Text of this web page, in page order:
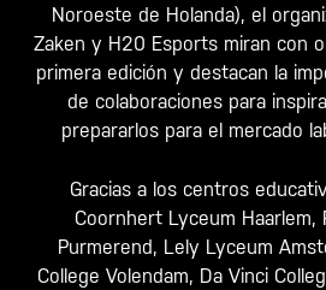
Noroeste de Holanda), el
Zaken y H20 Esports miran con
primera edición y destacan la
de colaboraciones para
prepararlos para el mercado
Gracias a los centros
Coornhert Lyceum Haarlem,
Purmerend, Lely Lyceum
College Volendam, Da Vinci